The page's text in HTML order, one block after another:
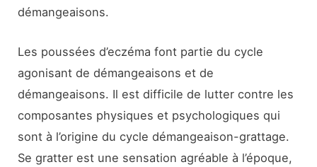
démangeaisons.
Les poussées d’eczéma font partie du cycle
agonisant de démangeaisons et de
démangeaisons. Il est difficile de lutter contre les
composantes physiques et psychologiques qui
sont à l’origine du cycle démangeaison-grattage.
Se gratter est une sensation agréable à l’époque,